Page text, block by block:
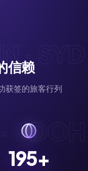
SYD
·
信赖
签的旅客行列
195+